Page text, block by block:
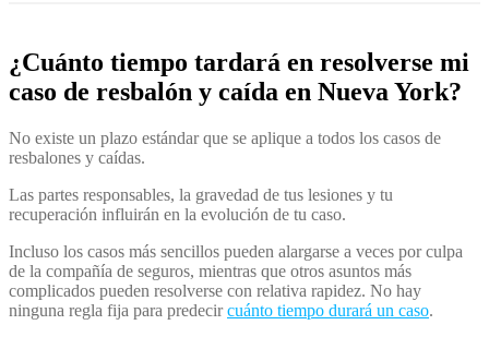
¿Cuánto tiempo tardará en resolverse mi
caso de resbalón y caída en Nueva York?
No existe un plazo estándar que se aplique a todos los casos de
resbalones y caídas.
Las partes responsables, la gravedad de tus lesiones y tu
recuperación influirán en la evolución de tu caso.
Incluso los casos más sencillos pueden alargarse a veces por culpa
de la compañía de seguros, mientras que otros asuntos más
complicados pueden resolverse con relativa rapidez. No hay
ninguna regla fija para predecircuánto tiempo durará un caso.